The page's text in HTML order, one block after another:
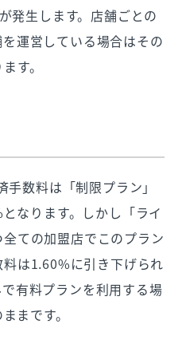
発生します。店舗ごとの
運営している場合はその
す。
数料は「制限プラン」
なります。しかし「ライ
ての加盟店でこのプラン
は1.60%に引き下げられ
有料プランを利用する場
まです。